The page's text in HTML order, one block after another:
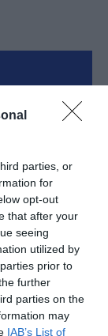
parties, or
for
opt-out
that after your
seeing
utilized by
prior to
further
parties on the
may
IAB’s List of
à son